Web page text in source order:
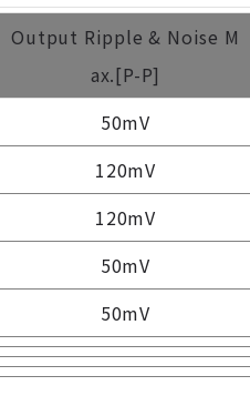
Output Ripple & Noise M
ax.[P-P]
50mV
120mV
120mV
50mV
50mV